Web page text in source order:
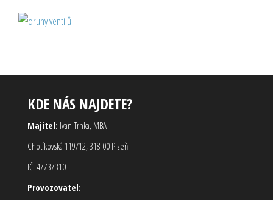
KDE NÁS NAJDETE?
Majitel: Ivan Trnka, MBA
Chotíkovská 119/12, 318 00 Plzeň
IČ: 47737310
Provozovatel: